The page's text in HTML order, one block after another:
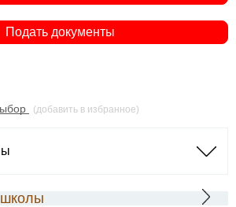
Подать документы
(добавить в избранное)
школы